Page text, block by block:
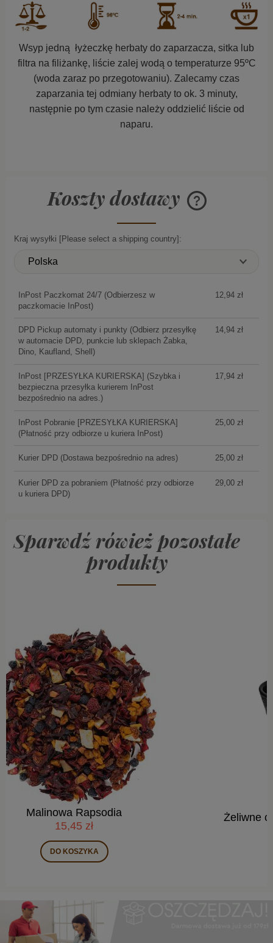
Wsyp jedną łyżeczkę herbaty do zaparzacza, sitka lub
filtra na filiżankę, liście zalej wodą o temperaturze 95ºC
(woda zaraz po przegotowaniu). Zalecamy czas
zaparzania tej odmiany herbaty to ok. 3 minuty,
następnie po tym czasie należy oddzielić liście od
naparu.
Koszty dostawy
Cena nie zawiera
Kraj wysyłki [Please select a shipping country]:
InPost Paczkomat 24/7(Odbierzesz w
paczkomacie InPost)
12,94 zł
DPD Pickup automaty i punkty(Odbierz przesyłkę
w automacie DPD, punkcie lub sklepach Żabka,
Dino, Kaufland, Shell)
14,94 zł
InPost [PRZESYŁKA KURIERSKA] (Szybka i
bezpieczna przesyłka kurierem InPost
bezpośrednio na adres.)
17,94 zł
InPost Pobranie [PRZESYŁKA KURIERSKA]
(Płatność przy odbiorze u kuriera InPost)
25,00 zł
Kurier DPD(Dostawa bezpośrednio na adres) 25,00 zł
Kurier DPD za pobraniem (Płatność przy odbiorze
u kuriera DPD)
29,00 zł
Sparwdź rówież pozostałe
produkty
Żeliwne czarki do herbaty z-w 2szt. PTASZEK